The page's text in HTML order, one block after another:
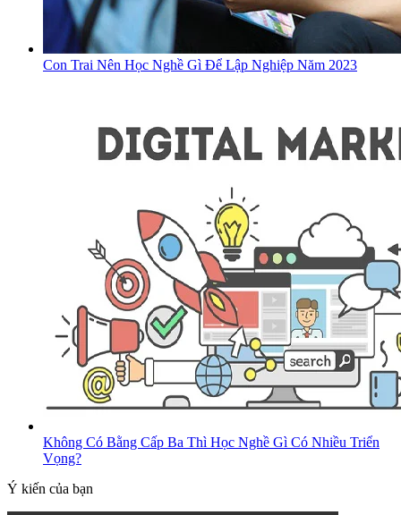
Con Trai Nên Học Nghề Gì Để Lập Nghiệp Năm 2023
Không Có Bằng Cấp Ba Thì Học Nghề Gì Có Nhiều Triển
Vọng?
Ý kiến của bạn